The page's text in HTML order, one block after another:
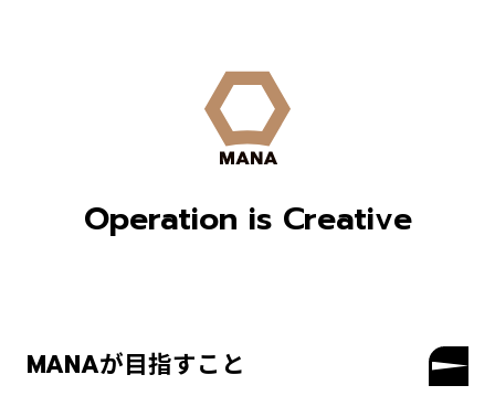
Operation is Creative
MANAが目指すこと